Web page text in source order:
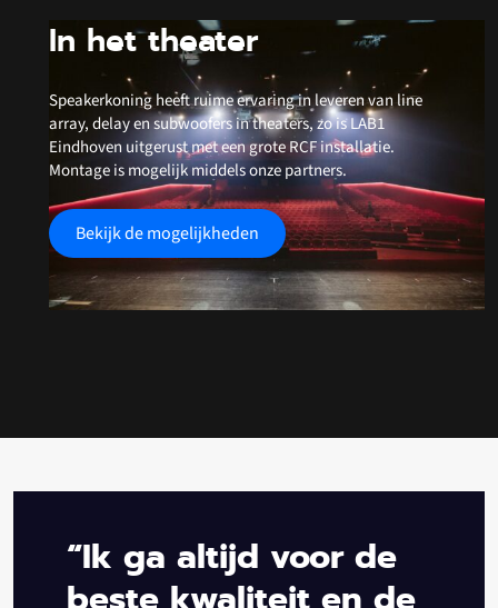
In het theater
Speakerkoning heeft ruime ervaring in leveren van line
array, delay en subwoofers in theaters, zo is LAB1
Eindhoven uitgerust met een grote RCF installatie.
Montage is mogelijk middels onze partners.
Bekijk de mogelijkheden
“Ik ga altijd voor de